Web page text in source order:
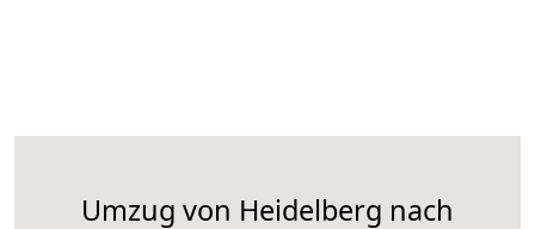
Umzug von Heidelberg nach